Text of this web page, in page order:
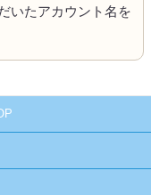
いたアカウント名を